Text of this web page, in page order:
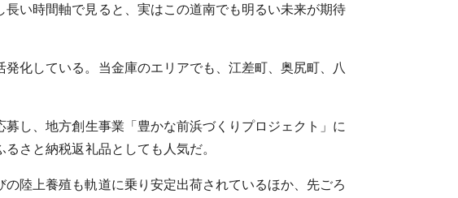
い時間軸で見ると、実はこの道南でも明るい未来が期待
化している。当金庫のエリアでも、江差町、奥尻町、八
し、地方創生事業「豊かな前浜づくりプロジェクト」に
さと納税返礼品としても人気だ。
陸上養殖も軌道に乗り安定出荷されているほか、先ごろ